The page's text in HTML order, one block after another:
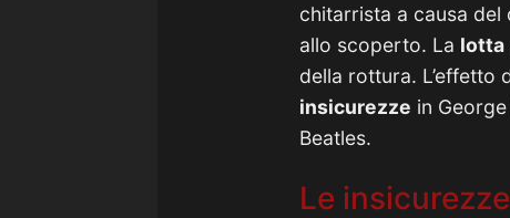
chitarrista a causa
allo scoperto. La lotta
della rottura. L’effetto
insicurezze in
Beatles.
Le